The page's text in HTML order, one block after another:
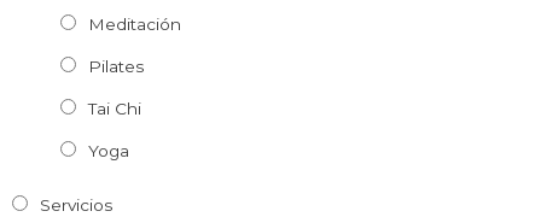
Meditación
Pilates
Tai Chi
Yoga
Servicios